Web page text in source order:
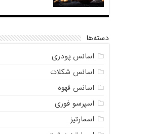
دسته‌ها
اسانس پودری
اسانس شکلات
اسانس قهوه
اسپرسو فوری
اسمارتیز